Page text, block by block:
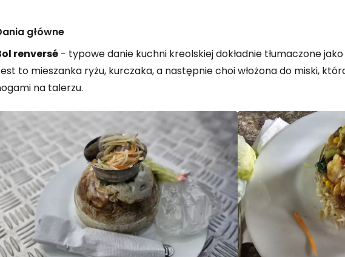
główne
renversé - typowe danie kuchni kreolskiej dokładnie tłumaczone
to mieszanka ryżu, kurczaka, a następnie choi włożona do miski,
na talerzu.
Kontynuuj z e-